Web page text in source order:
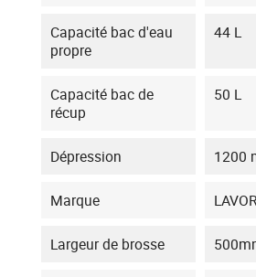
Capacité bac d'eau
propre
44 L
Capacité bac de
récup
50 L
Dépression 1200
Marque
Largeur de brosse